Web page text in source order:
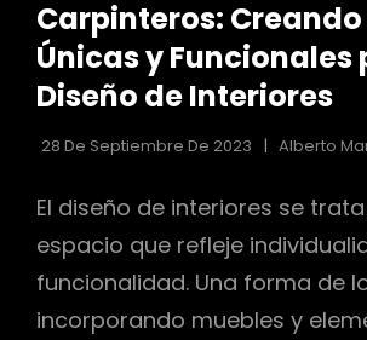
LAS
CATEGORÍAS
Carpinteros: Creando
Únicas y Funcionales
Diseño de Interiores
28 De Septiembre De 2023 Alberto
El diseño de interiores se
espacio que refleje
funcionalidad. Una forma de
incorporando muebles y